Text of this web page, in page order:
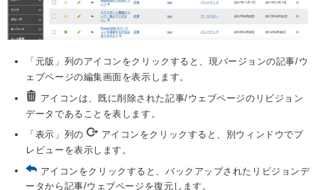
「元版」列のアイコンをクリックすると、現バージョンの記事/ウ
ェブページの編集画面を表示します。
アイコンは、既に削除された記事/ウェブページのリビジョン
データであることを表します。
「表示」列の
アイコンをクリックすると、別ウィンドウでプ
レビューを表示します。
アイコンをクリックすると、バックアップされたリビジョンデ
ータから記事/ウェブページを復元します。